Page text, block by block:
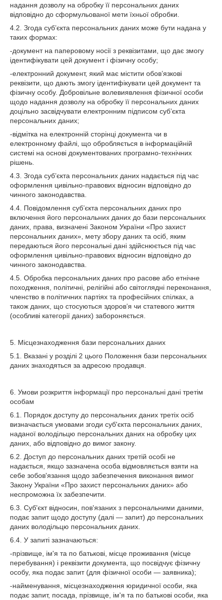
надання дозволу на обробку її персональних даних
відповідно до сформульованої мети їхньої обробки.
4.2. Згода суб’єкта персональних даних може бути надана у
таких формах:
-документ на паперовому носії з реквізитами, що дає змогу
ідентифікувати цей документ і фізичну особу;
-електронний документ, який має містити обов’язкові
реквізити, що дають змогу ідентифікувати цей документ та
фізичну особу. Добровільне волевиявлення фізичної особи
щодо надання дозволу на обробку її персональних даних
доцільно засвідчувати електронним підписом суб’єкта
персональних даних;
-відмітка на електронній сторінці документа чи в
електронному файлі, що обробляється в інформаційній
системі на основі документованих програмно-технічних
рішень.
4.3. Згода суб’єкта персональних даних надається під час
оформлення цивільно-правових відносин відповідно до
чинного законодавства.
4.4. Повідомлення суб’єкта персональних даних про
включення його персональних даних до бази персональних
даних, права, визначені Законом України «Про захист
персональних даних», мету збору даних та осіб, яким
передаються його персональні дані здійснюється під час
оформлення цивільно-правових відносин відповідно до
чинного законодавства.
4.5. Обробка персональних даних про расове або етнічне
походження, політичні, релігійні або світоглядні переконання,
членство в політичних партіях та професійних спілках, а
також даних, що стосуються здоров’я чи статевого життя
(особливі категорії даних) забороняється.
5. Місцезнаходження бази персональних даних
5.1. Вказані у розділі 2 цього Положення бази персональних
даних знаходяться за адресою продавця.
6. Умови розкриття інформації про персональні дані третім
особам
6.1. Порядок доступу до персональних даних третіх осіб
визначається умовами згоди суб'єкта персональних даних,
наданої володільцю персональних даних на обробку цих
даних, або відповідно до вимог закону.
6.2. Доступ до персональних даних третій особі не
надається, якщо зазначена особа відмовляється взяти на
себе зобов'язання щодо забезпечення виконання вимог
Закону України «Про захист персональних даних» або
неспроможна їх забезпечити.
6.3. Суб'єкт відносин, пов'язаних з персональними даними,
подає запит щодо доступу (далі — запит) до персональних
даних володільцю персональних даних.
6.4. У запиті зазначаються:
-прізвище, ім'я та по батькові, місце проживання (місце
перебування) і реквізити документа, що посвідчує фізичну
особу, яка подає запит (для фізичної особи — заявника);
-найменування, місцезнаходження юридичної особи, яка
подає запит, посада, прізвище, ім'я та по батькові особи, яка